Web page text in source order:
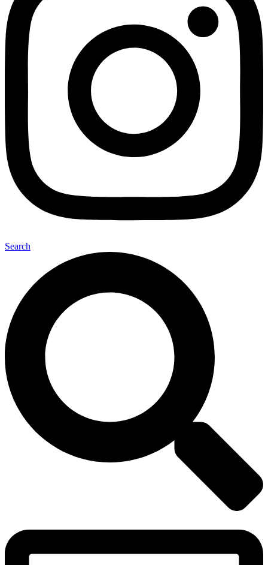
Search